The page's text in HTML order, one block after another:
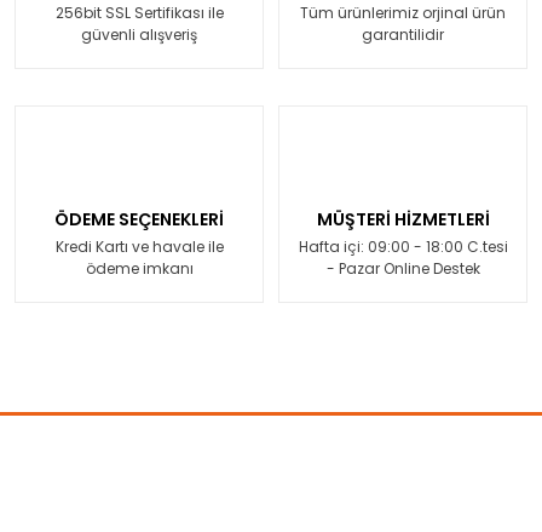
256bit SSL Sertifikası ile
güvenli alışveriş
Tüm ürünlerimiz orjinal ürün
garantilidir
ÖDEME SEÇENEKLERİ
Kredi Kartı ve havale ile
ödeme imkanı
MÜŞTERİ HİZMETLERİ
Hafta içi: 09:00 - 18:00 C.tesi
- Pazar Online Destek